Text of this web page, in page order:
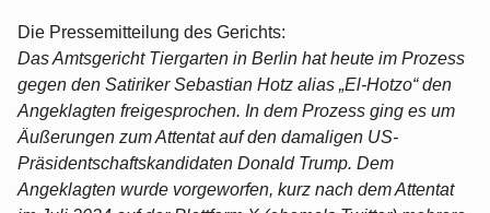
Die Pressemitteilung des Gerichts:
Das Amtsgericht Tiergarten in Berlin hat heute im Prozess
gegen den Satiriker Sebastian Hotz alias „El-Hotzo“ den
Angeklagten freigesprochen. In dem Prozess ging es um
Äußerungen zum Attentat auf den damaligen US-
Präsidentschaftskandidaten Donald Trump. Dem
Angeklagten wurde vorgeworfen, kurz nach dem Attentat